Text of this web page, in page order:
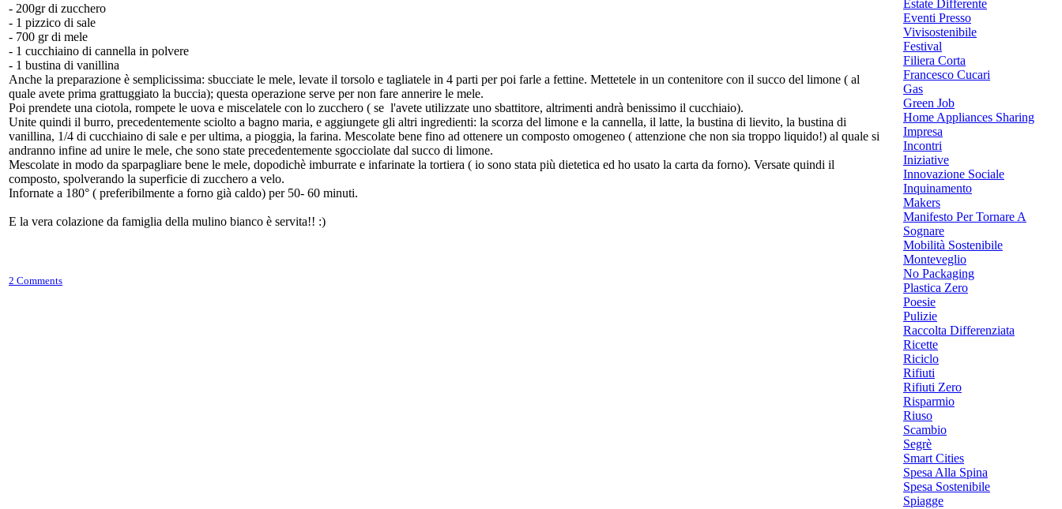
- 200gr di zucchero
- 1 pizzico di sale
- 700 gr di mele
- 1 cucchiaino di cannella in polvere
- 1 bustina di vanillina
Anche la preparazione è semplicissima: sbucciate le mele, levate il torsolo e tagliatele in 4 parti per poi farle a fettine. Mettetele in un contenitore con il succo del limone ( al
quale avete prima grattuggiato la buccia); questa operazione serve per non fare annerire le mele.
Poi prendete una ciotola, rompete le uova e miscelatele con lo zucchero ( se l'avete utilizzate uno sbattitore, altrimenti andrà benissimo il cucchiaio).
Unite quindi il burro, precedentemente sciolto a bagno maria, e aggiungete gli altri ingredienti: la scorza del limone e la cannella, il latte, la bustina di lievito, la bustina di
vanillina, 1/4 di cucchiaino di sale e per ultima, a pioggia, la farina. Mescolate bene fino ad ottenere un composto omogeneo ( attenzione che non sia troppo liquido!) al quale si
andranno infine ad unire le mele, che sono state precedentemente sgocciolate dal succo di limone.
Mescolate in modo da sparpagliare bene le mele, dopodichè imburrate e infarinate la tortiera ( io sono stata più dietetica ed ho usato la carta da forno). Versate quindi il
composto, spolverando la superficie di zucchero a velo.
Infornate a 180° ( preferibilmente a forno già caldo) per 50- 60 minuti.
E la vera colazione da famiglia della mulino bianco è servita!! :)
2 Comments
Estate Differente
Eventi Presso
Vivisostenibile
Festival
Filiera Corta
Francesco Cucari
Gas
Green Job
Home Appliances Sharing
Impresa
Incontri
Iniziative
Innovazione Sociale
Inquinamento
Makers
Manifesto Per Tornare A
Sognare
Mobilità Sostenibile
Monteveglio
No Packaging
Plastica Zero
Poesie
Pulizie
Raccolta Differenziata
Ricette
Riciclo
Rifiuti
Rifiuti Zero
Risparmio
Riuso
Scambio
Segrè
Smart Cities
Spesa Alla Spina
Spesa Sostenibile
Spiagge